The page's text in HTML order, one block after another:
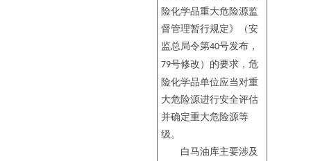
险化学品重大危险源监
督管理暂行规定》（安
监总局令第40号发布，
79号修改）的要求，危
险化学品单位应当对重
大危险源进行安全评估
并确定重大危险源等
级。
白马油库主要涉及